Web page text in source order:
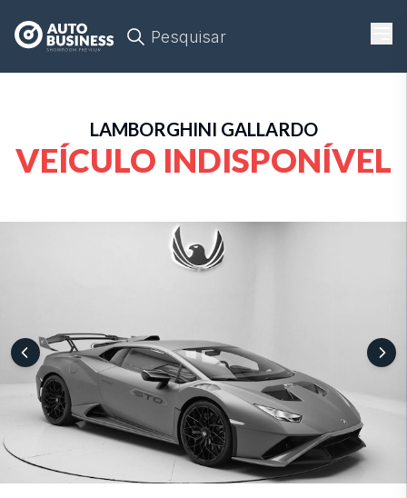
Pesquisar
LAMBORGHINI GALLARDO
VEÍCULO INDISPONÍVEL